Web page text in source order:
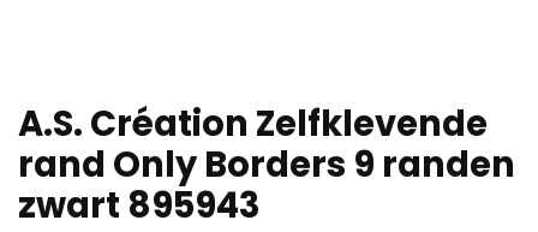
A.S. Création Zelfklevende
rand Only Borders 9 randen
zwart 895943